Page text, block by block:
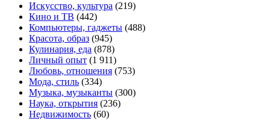
Искусство, культура (219)
Кино и ТВ (442)
Компьютеры, гаджеты (488)
Красота, образ (945)
Кулинария, еда (878)
Личный опыт (1 911)
Любовь, отношения (753)
Мода, стиль (334)
Музыка, музыканты (300)
Наука, открытия (236)
Недвижимость (60)